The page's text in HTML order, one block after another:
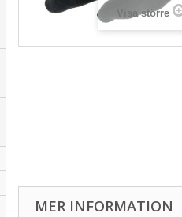
Visa större
MER INFORMATION